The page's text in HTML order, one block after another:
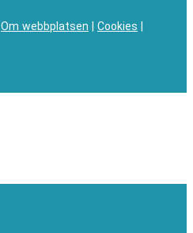
Om webbplatsen | Cookies |